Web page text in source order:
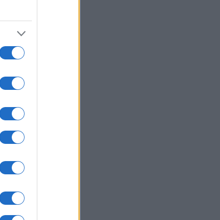
07/08/26 - 10:04
των αμερικανικών
για πιθανή στρατιωτική
«Βουτιά» 3,6% στο πραγματικό
των νοικοκυριών στην
το α' τρίμηνο του 2026
της τουρκικής
Interconnector